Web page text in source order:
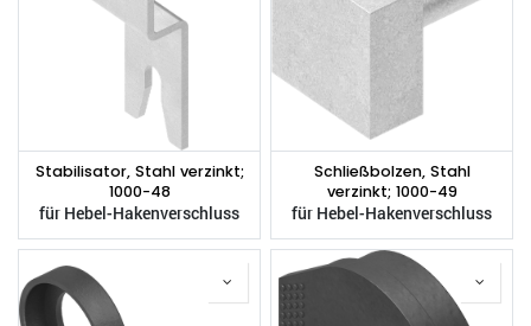
Stabilisator, Stahl verzinkt;
1000-48
für Hebel-Hakenverschluss
Schließbolzen, Stahl
verzinkt; 1000-49
für Hebel-Hakenverschluss